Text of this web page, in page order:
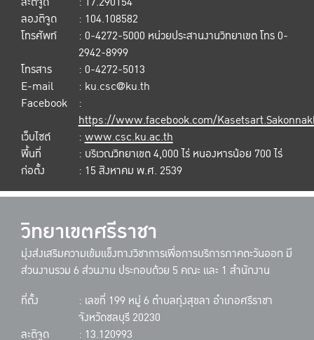
ลองติจูด
: 104.108582
โทรศัพท์
: 0-4272-5000 หน่วยประสานงานวิทยาเขต โทร 0-
2942-8999
โทรสาร
: 0-4272-5013
E-mail
: ku.csc@ku.th
Facebook
:
https://www.facebook.com/
เว็บไซต์
:www.csc.ku.ac.th
พื้นที่
: บริเวณวิทยาเขต 4,000 ไร่ หนองหารน้อย 700 ไร่
ก่อตั้ง
: 15 สิงหาคม พ.ศ. 2539
วิทยาเขตศรีราชา
มุ่งส่งเสริมความเข้มแข็งทางวิชาการเพื่อการบริการภาคตะวันออก มี
ส่วนงานรวม 6 ส่วนงาน ประกอบด้วย 5 คณะ และ 1 สำนักงาน
ที่ตั้ง
: เลขที่ 199 หมู่ 6 ตำบลทุ่งสุขลา อำเภอศรีราชา
จังหวัดชลบุรี 20230
ละติจูด
: 13.120993